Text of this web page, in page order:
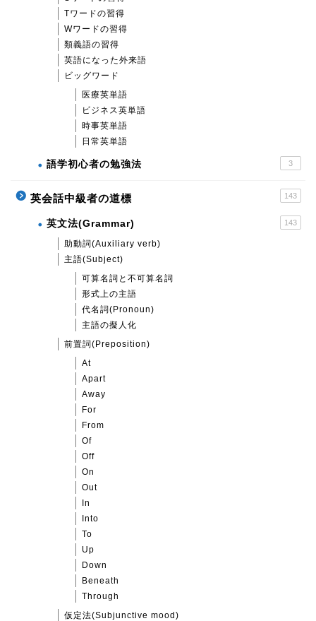
Tワードの習得
Wワードの習得
類義語の習得
英語になった外来語
ビッグワード
医療英単語
ビジネス英単語
時事英単語
日常英単語
語学初心者の勉強法 3
英会話中級者の道標 143
英文法(Grammar) 143
助動詞(Auxiliary verb)
主語(Subject)
可算名詞と不可算名詞
形式上の主語
代名詞(Pronoun)
主語の擬人化
前置詞(Preposition)
At
Apart
Away
For
From
Of
Off
On
Out
In
Into
To
Up
Down
Beneath
Through
仮定法(Subjunctive mood)